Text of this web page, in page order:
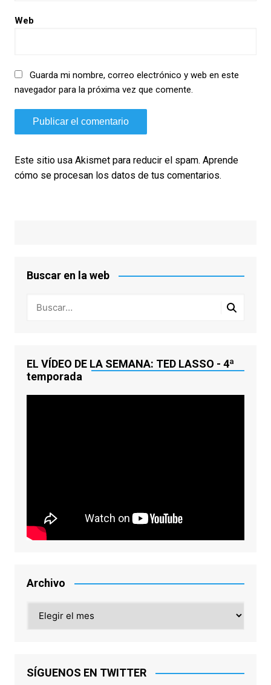
Web
Guarda mi nombre, correo electrónico y web en este
navegador para la próxima vez que comente.
Este sitio usa Akismet para reducir el spam. Aprende
cómo se procesan los datos de tus comentarios.
Buscar en la web
EL VÍDEO DE LA SEMANA: TED LASSO - 4ª
temporada
Archivo
SÍGUENOS EN TWITTER